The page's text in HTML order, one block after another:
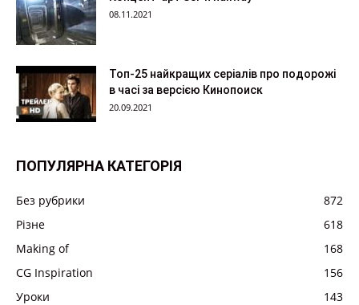
08.11.2021
Топ-25 найкращих серіалів про подорожі
в часі за версією Кинопоиск
20.09.2021
ПОПУЛЯРНА КАТЕГОРІЯ
Без рубрики
872
Різне
618
Making of
168
CG Inspiration
156
Уроки
143